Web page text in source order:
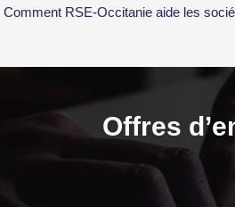
Comment RSE-Occitanie aide les
Offres